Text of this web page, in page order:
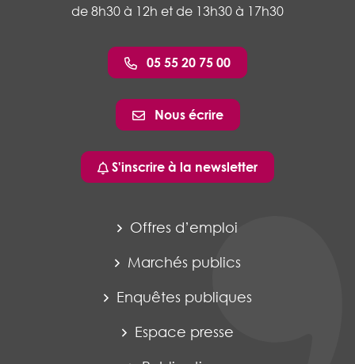
de 8h30 à 12h et de 13h30 à 17h30
05 55 20 75 00
Nous écrire
S'inscrire à la newsletter
Offres d’emploi
Marchés publics
Enquêtes publiques
Espace presse